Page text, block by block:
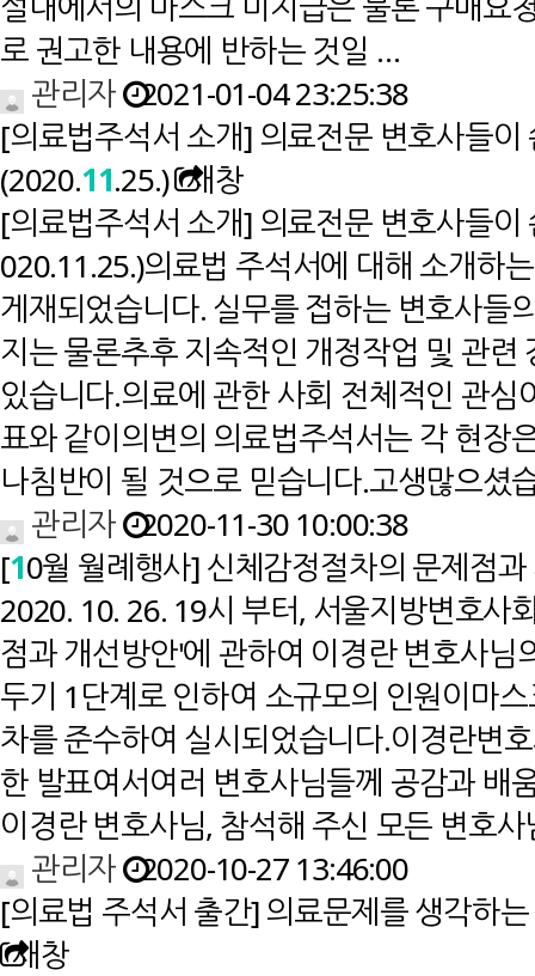
로 권고한 내용에 반하는 것일 …
관리자 2021-01-04 23:25:38
[의료법주석서 소개] 의료전문 변호사들
(2020.11.25.) 새창
[의료법주석서 소개] 의료전문 변호사들
020.11.25.)의료법 주석서에 대해 소개하
게재되었습니다. 실무를 접하는 변호사들
지는 물론추후 지속적인 개정작업 및 관
있습니다.의료에 관한 사회 전체적인 관
표와 같이의변의 의료법주석서는 각 현장
나침반이 될 것으로 믿습니다.고생많으셨
관리자 2020-11-30 10:00:38
[10월 월례행사] 신체감정절차의 문제점
2020. 10. 26. 19시 부터, 서울지방변호사
점과 개선방안'에 관하여 이경란 변호사
두기 1단계로 인하여 소규모의 인원이마
차를 준수하여 실시되었습니다.이경란변
한 발표여서여러 변호사님들께 공감과 배
이경란 변호사님, 참석해 주신 모든 변호
관리자 2020-10-27 13:46:00
[의료법 주석서 출간] 의료문제를 생각하
새창